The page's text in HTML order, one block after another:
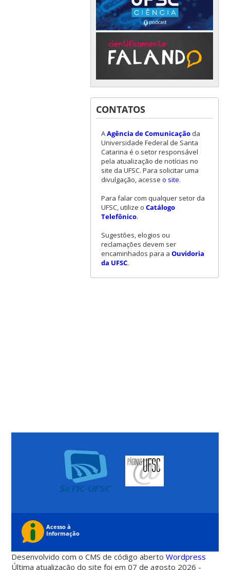
CONTATOS
AAgência de Comunicaçãoda
Universidade Federal de Santa
Catarina é o setor responsável
pela atualização de notícias no
site da UFSC. Para solicitar uma
divulgação, acesse o site.
Para falar com qualquer setor da
UFSC, utilize o Catálogo
Telefônico.
Sugestões, elogios ou
reclamações devem ser
encaminhados para a Ouvidoria
da UFSC.
Desenvolvido com o CMS de código abertoWordpress
Última atualização do site foi em 07 de agosto 2026 -